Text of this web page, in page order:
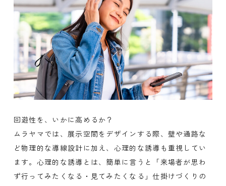
回遊性を、いかに高めるか？
ムラヤマでは、展示空間をデザインする際、壁や通路な
ど物理的な導線設計に加え、心理的な誘導も重視してい
ます。心理的な誘導とは、簡単に言うと「来場者が思わ
ず行ってみたくなる・見てみたくなる」仕掛けづくりの